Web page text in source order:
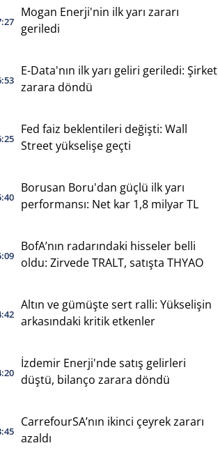
Mogan Enerji'nin ilk yarı zararı
geriledi
E-Data'nın ilk yarı geliri geriledi: Şirket
zarara döndü
Fed faiz beklentileri değişti: Wall
Street yükselişe geçti
Borusan Boru'dan güçlü ilk yarı
performansı: Net kar 1,8 milyar TL
BofA’nın radarındaki hisseler belli
oldu: Zirvede TRALT, satışta THYAO
Altın ve gümüşte sert ralli: Yükselişin
arkasındaki kritik etkenler
İzdemir Enerji'nde satış gelirleri
düştü, bilanço zarara döndü
CarrefourSA’nın ikinci çeyrek zararı
azaldı